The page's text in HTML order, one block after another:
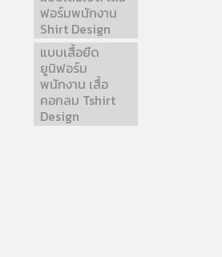
ฟอร์มพนักงาน
Shirt Design
แบบเสื้อยืด
ยูนิฟอร์ม
พนักงาน เสื้อ
คอกลม Tshirt
Design